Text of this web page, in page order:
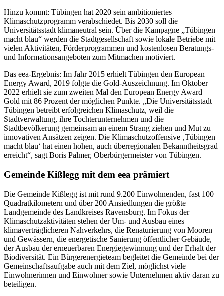
Hinzu kommt: Tübingen hat 2020 sein ambitioniertes
Klimaschutzprogramm verabschiedet. Bis 2030 soll die
Universitätsstadt klimaneutral sein. Über die Kampagne „Tübingen
macht blau“ werden die Stadtgesellschaft sowie lokale Betriebe mit
vielen Aktivitäten, Förderprogrammen und kostenlosen Beratungs-
und Informationsangeboten zum Mitmachen motiviert.
Das eea-Ergebnis: Im Jahr 2015 erhielt Tübingen den European
Energy Award, 2019 folgte die Gold-Auszeichnung. Im Oktober
2022 erhielt sie zum zweiten Mal den European Energy Award
Gold mit 86 Prozent der möglichen Punkte. „Die Universitätsstadt
Tübingen betreibt erfolgreichen Klimaschutz, weil die
Stadtverwaltung, ihre Tochterunternehmen und die
Stadtbevölkerung gemeinsam an einem Strang ziehen und Mut zu
innovativen Ansätzen zeigen. Die Klimaschutzoffensive ‚Tübingen
macht blau‘ hat einen hohen, auch überregionalen Bekanntheitsgrad
erreicht“, sagt Boris Palmer, Oberbürgermeister von Tübingen.
Gemeinde Kißlegg mit dem eea prämiert
Die Gemeinde Kißlegg ist mit rund 9.200 Einwohnenden, fast 100
Quadratkilometern und über 200 Ansiedlungen die größte
Landgemeinde des Landkreises Ravensburg. Im Fokus der
Klimaschutzaktivitäten stehen der Um- und Ausbau eines
klimaverträglicheren Nahverkehrs, die Renaturierung von Mooren
und Gewässern, die energetische Sanierung öffentlicher Gebäude,
der Ausbau der erneuerbaren Energiegewinnung und der Erhalt der
Biodiversität. Ein Bürgerenergieteam begleitet die Gemeinde bei der
Gemeinschaftsaufgabe auch mit dem Ziel, möglichst viele
Einwohnerinnen und Einwohner sowie Unternehmen aktiv daran zu
beteiligen.